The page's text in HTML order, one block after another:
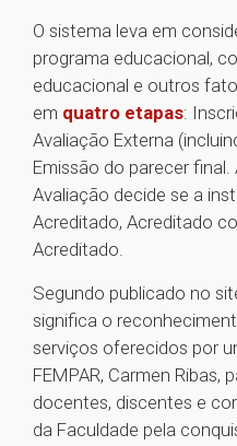
O sistema leva em
programa educacional,
educacional e outros
em quatro etapas:
Avaliação Externa
Emissão do parecer
Avaliação decide se a
Acreditado, Acreditado
Acreditado.
Segundo publicado no
significa o
serviços oferecidos por
FEMPAR, Carmen Ribas,
docentes, discentes e
da Faculdade pela